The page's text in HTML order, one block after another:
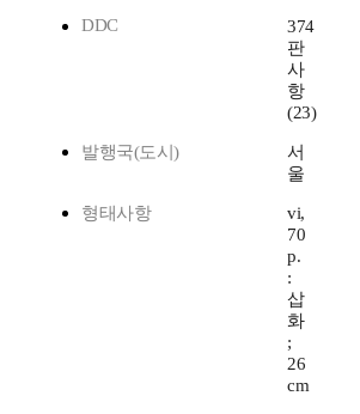
DDC
374
판
사
항
(23)
발행국(도시)
서
울
형태사항
vi,
70
p.
:
삽
화
;
26
cm